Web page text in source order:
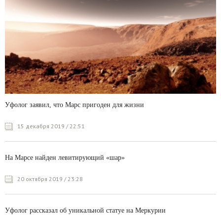
Уфолог заявил, что Марс пригоден для жизни
15 декабря 2019 / 22:51
На Марсе найден левитирующий «шар»
20 октября 2019 / 23:28
Уфолог рассказал об уникальной статуе на Меркурии